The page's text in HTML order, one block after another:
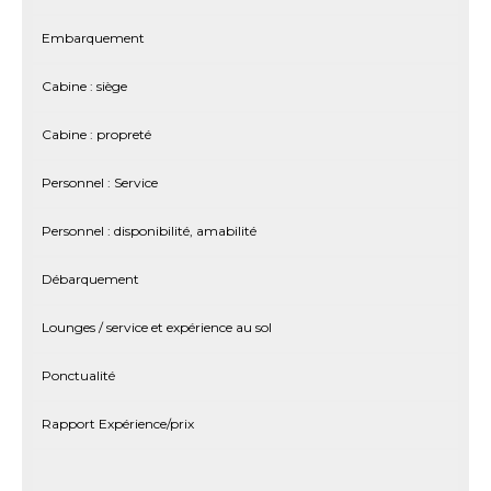
Embarquement
Cabine : siège
Cabine : propreté
Personnel : Service
Personnel : disponibilité, amabilité
Débarquement
Lounges / service et expérience au sol
Ponctualité
Rapport Expérience/prix